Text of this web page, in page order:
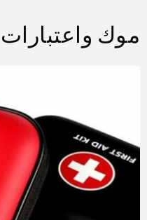
موك واعتبارات